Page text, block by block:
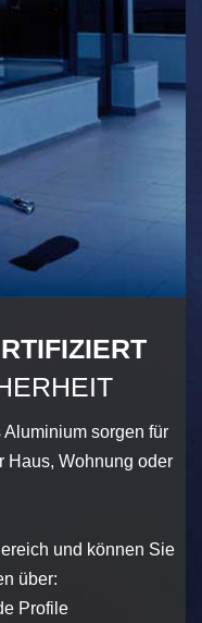
sorgen für
Haus, Wohnung oder
und können Sie
über:
Profile